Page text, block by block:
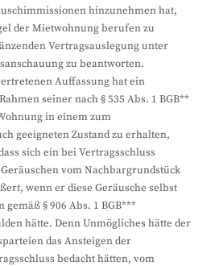
hinzunehmen hat,
der Mietwohnung berufen zu
Vertragsauslegung unter
zu beantworten.
Auffassung hat ein
seiner nach § 535 Abs. 1 BGB**
in einem zum
geeigneten Zustand zu erhalten,
sich ein bei Vertragsschluss
vom Nachbargrundstück
wenn er diese Geräusche selbst
§ 906 Abs. 1 BGB***
hätte. Denn Unmögliches hätte der
das Ansteigen der
bedacht hätten, vom